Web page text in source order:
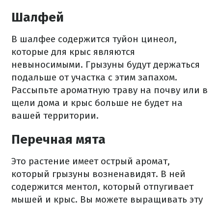
Шалфей
В шалфее содержится туйон цинеол,
которые для крыс являются
невыносимыми. Грызуны будут держаться
подальше от участка с этим запахом.
Рассыпьте ароматную траву на почву или в
щели дома и крыс больше не будет на
вашей территории.
Перечная мята
Это растение имеет острый аромат,
который грызуны возненавидят. В ней
содержится ментол, который отпугивает
мышей и крыс. Вы можете выращивать эту